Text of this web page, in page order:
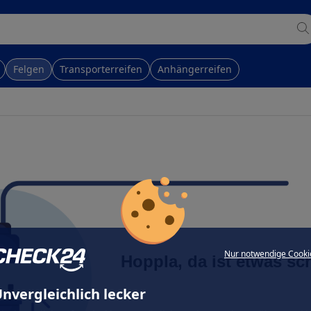
Nur notwendige
lecker
Felgen Transporterreifen Anhängerreifen
Hoppla, da ist etwas